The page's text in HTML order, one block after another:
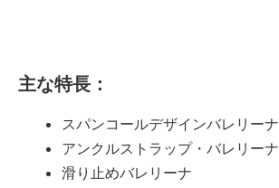
主な特長：
スパンコールデザインバレリーナ
アンクルストラップ・バレリーナ
滑り止めバレリーナ